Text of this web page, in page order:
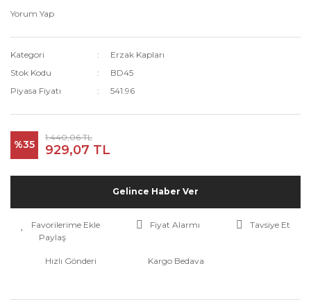
Yorum Yap
Kategori
Erzak Kapları
Stok Kodu
BD45
Piyasa Fiyatı
541.96
%35
1.440,06 TL
929,07 TL
Gelince Haber Ver
Fiyat Alarmı
Tavsiye Et
Paylaş
Hızlı Gönderi Kargo Bedava